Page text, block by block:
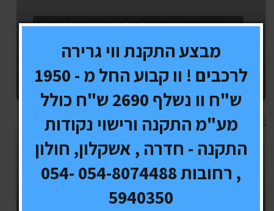
2- גגונים ומנשאים YAKIMA WISHPBAR
מבצע התקנת ווי גרירה
לרכבים ! וו קבוע החל מ - 1950
ש"ח וו נשלף 2690 ש"ח כולל
מע"מ התקנה ורישוי נקודות
התקנה - חדרה , אשקלון, חולון
, רחובות 054-8074488 054-
5940350